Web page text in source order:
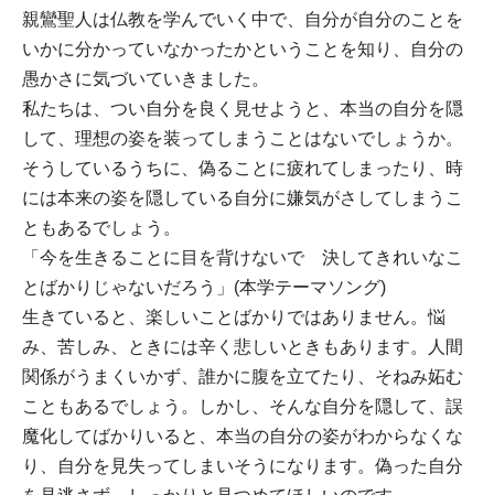
親鸞聖人は仏教を学んでいく中で、自分が自分のことを
いかに分かっていなかったかということを知り、自分の
愚かさに気づいていきました。
私たちは、つい自分を良く見せようと、本当の自分を隠
して、理想の姿を装ってしまうことはないでしょうか。
そうしているうちに、偽ることに疲れてしまったり、時
には本来の姿を隠している自分に嫌気がさしてしまうこ
ともあるでしょう。
「今を生きることに目を背けないで 決してきれいなこ
とばかりじゃないだろう」(本学テーマソング)
生きていると、楽しいことばかりではありません。悩
み、苦しみ、ときには辛く悲しいときもあります。人間
関係がうまくいかず、誰かに腹を立てたり、そねみ妬む
こともあるでしょう。しかし、そんな自分を隠して、誤
魔化してばかりいると、本当の自分の姿がわからなくな
り、自分を見失ってしまいそうになります。偽った自分